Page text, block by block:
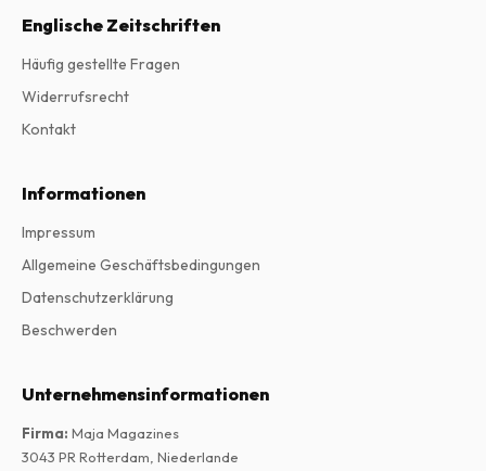
Englische Zeitschriften
Häufig gestellte Fragen
Widerrufsrecht
Kontakt
Informationen
Impressum
Allgemeine Geschäftsbedingungen
Datenschutzerklärung
Beschwerden
Unternehmensinformationen
Firma: Maja Magazines
3043 PR Rotterdam, Niederlande